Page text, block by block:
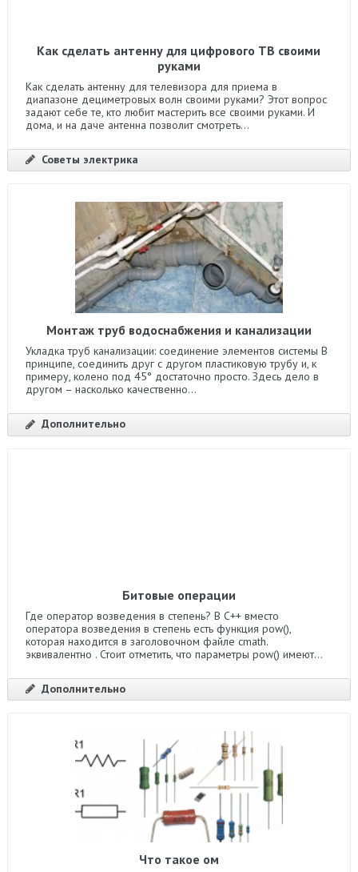
Как сделать антенну для цифрового ТВ своими
руками
Как сделать антенну для телевизора для приема в
диапазоне дециметровых волн своими руками? Этот вопрос
задают себе те, кто любит мастерить все своими руками. И
дома, и на даче антенна позволит смотреть...
Советы электрика
Монтаж труб водоснабжения и канализации
Укладка труб канализации: соединение элементов системы В
принципе, соединить друг с другом пластиковую трубу и, к
примеру, колено под 45° достаточно просто. Здесь дело в
другом – насколько качественно...
Дополнительно
Битовые операции
Где оператор возведения в степень? В C++ вместо
оператора возведения в степень есть функция pow(),
которая находится в заголовочном файле cmath.
эквивалентно . Стоит отметить, что параметры pow() имеют...
Дополнительно
Что такое ом